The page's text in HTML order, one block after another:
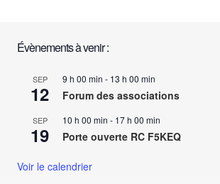
Évènements à venir :
SEP
12
9 h 00 min - 13 h 00 min
Forum des associations
SEP
19
10 h 00 min - 17 h 00 min
Porte ouverte RC F5KEQ
Voir le calendrier